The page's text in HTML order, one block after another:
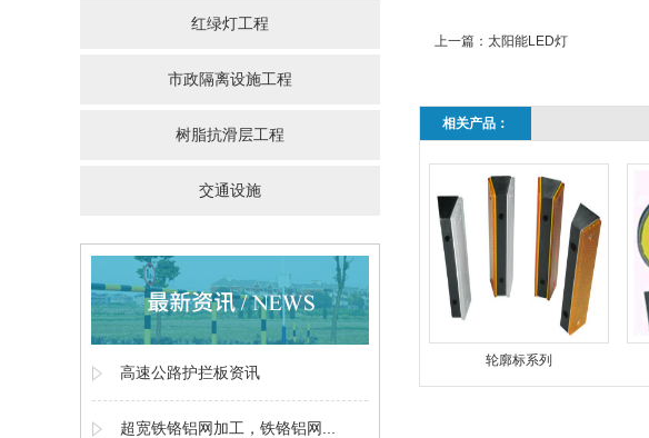
红绿灯工程
市政隔离设施工程
树脂抗滑层工程
交通设施
高速公路护拦板资讯
超宽铁铬铝网加工，铁铬铝网...
上一篇： 太阳能LED灯
相关产品：
轮廓标系列